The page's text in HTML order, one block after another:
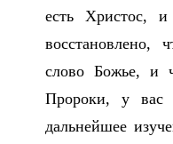
есть Христос,
слово Божье, и
Пророки, у вас
дальнейшее